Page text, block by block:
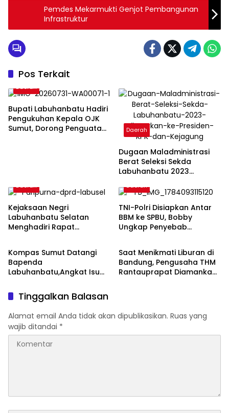
Pemdes Mekarmukti Genjot Pembangunan
Infrastruktur
Pos Terkait
Daerah
Bupati Labuhanbatu Hadiri
Pengukuhan Kepala OJK
Sumut, Dorong Penguatan
Daerah
Dugaan Maladministrasi
Berat Seleksi Sekda
Labuhanbatu 2023
KPK, dan Kejagung
Daerah
Kejaksaan Negri
Labuhanbatu Selatan
Menghadiri Rapat
Daerah
TNI-Polri Disiapkan Antar
BBM ke SPBU, Bobby
Ungkap Penyebab
Daerah
Kompas Sumut Datangi
Bapenda
Labuhanbatu,Angkat Isu
Hiburan Malam
Daerah
Saat Menikmati Liburan di
Bandung, Pengusaha THM
Rantauprapat Diamankan
Tinggalkan Balasan
Alamat email Anda tidak akan dipublikasikan. Ruas yang
wajib ditandai *